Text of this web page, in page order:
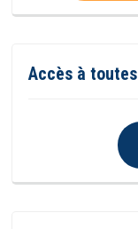
Accès à